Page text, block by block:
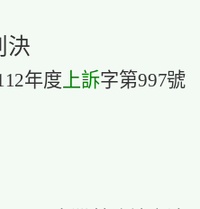
決
年度 上訴字第997號